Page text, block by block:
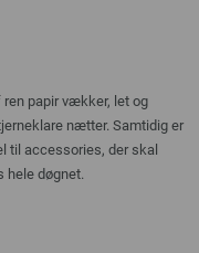
ren papir vækker, let og
nætter. Samtidig er
til accessories, der skal
hele døgnet.